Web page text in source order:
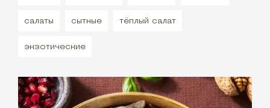
салаты сытные тёплый салат
экзотические